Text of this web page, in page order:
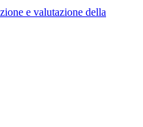
e valutazione della